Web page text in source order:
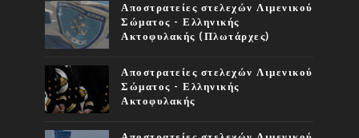
Αποστρατείες στελεχών Λιμενικού
Σώματος - Ελληνικής
Ακτοφυλακής (Πλωτάρχες)
Αποστρατείες στελεχών Λιμενικού
Σώματος - Ελληνικής
Ακτοφυλακής